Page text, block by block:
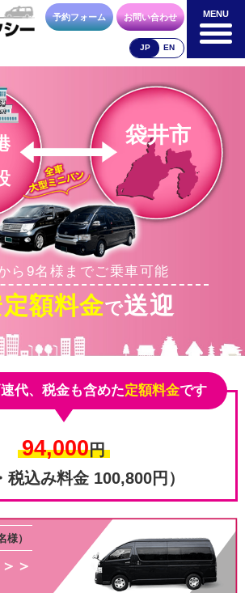
MENU
空港送迎以外
料金表
お支払方法 合流方法
合せ 予約フォーム
予約フォーム お問い合わせ
JP EN
MENU
袋井市
ら9名様までご乗車可能
額料金で送迎
代、税金も含めた定額料金です
94,000円
税込み料金 100,800円）
＞
様）